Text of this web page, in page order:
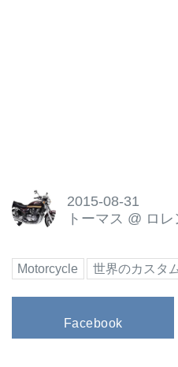
2015-08-31
トーマス @ ロ
Motorcycle 世界のカスタ
Facebook